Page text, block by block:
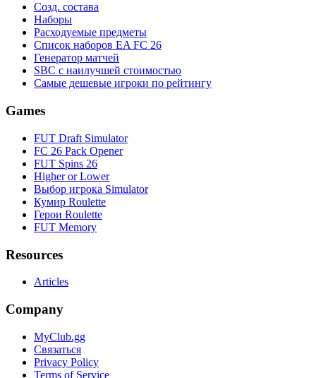
Созд. состава
Наборы
Расходуемые предметы
Список наборов EA FC 26
Генератор матчей
SBC с наилучшей стоимостью
Самые дешевые игроки по рейтингу
Games
FUT Draft Simulator
FC 26 Pack Opener
FUT Spins 26
Higher or Lower
Выбор игрока Simulator
Кумир Roulette
Герои Roulette
FUT Memory
Resources
Articles
Company
MyClub.gg
Связаться
Privacy Policy
Terms of Service